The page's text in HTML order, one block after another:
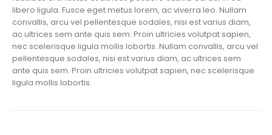
libero ligula. Fusce eget metus lorem, ac viverra leo. Nullam
convallis, arcu vel pellentesque sodales, nisi est varius diam,
ac ultrices sem ante quis sem. Proin ultricies volutpat sapien,
nec scelerisque ligula mollis lobortis. Nullam convallis, arcu vel
pellentesque sodales, nisi est varius diam, ac ultrices sem
ante quis sem. Proin ultricies volutpat sapien, nec scelerisque
ligula mollis lobortis.